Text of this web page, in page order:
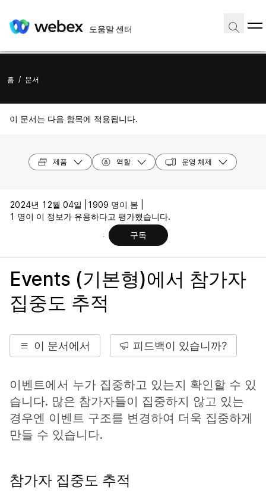
도움말 센터
홈 / 문서
이 문서는 다음 항목에 적용됩니다.
제품 역할 운영 체제
2024년 12월 04일 |
1909 명이 봄 |
1 명이 이 정보가 유용하다고 평가했습니다.
구독
Events (기본형)에서 참가자
집중도 추적
이 문서에서 피드백이 있습니까?
이벤트에서 누가 집중하고 있는지 확인할 수 있
습니다. 많은 참가자들이 집중하지 않고 있는
경우엔 이벤트 구조를 변경하여 더욱 집중하게
만들 수 있습니다.
참가자 집중도 추적